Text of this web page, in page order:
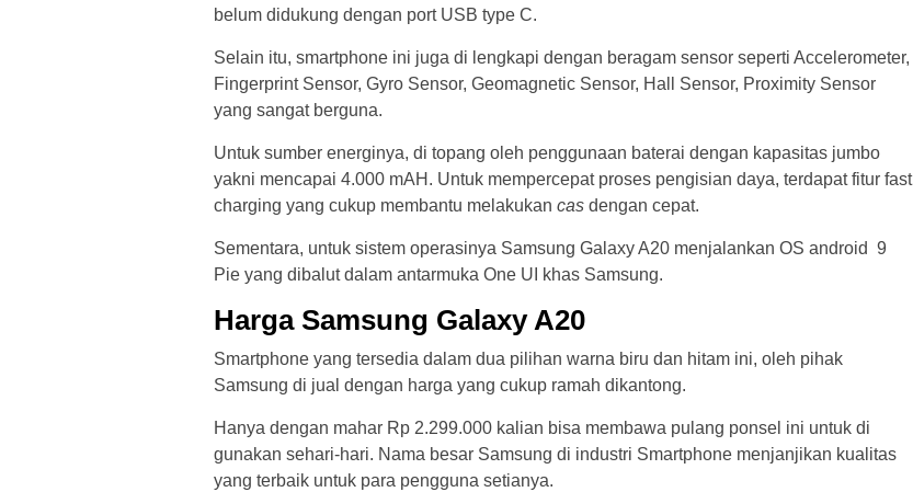
belum didukung dengan port USB type C.
Selain itu, smartphone ini juga di lengkapi dengan beragam sensor seperti Accelerometer,
Fingerprint Sensor, Gyro Sensor, Geomagnetic Sensor, Hall Sensor, Proximity Sensor
yang sangat berguna.
Untuk sumber energinya, di topang oleh penggunaan baterai dengan kapasitas jumbo
yakni mencapai 4.000 mAH. Untuk mempercepat proses pengisian daya, terdapat fitur fast
charging yang cukup membantu melakukan cas dengan cepat.
Sementara, untuk sistem operasinya Samsung Galaxy A20 menjalankan OS android 9
Pie yang dibalut dalam antarmuka One UI khas Samsung.
Harga Samsung Galaxy A20
Smartphone yang tersedia dalam dua pilihan warna biru dan hitam ini, oleh pihak
Samsung di jual dengan harga yang cukup ramah dikantong.
Hanya dengan mahar Rp 2.299.000 kalian bisa membawa pulang ponsel ini untuk di
gunakan sehari-hari. Nama besar Samsung di industri Smartphone menjanjikan kualitas
yang terbaik untuk para pengguna setianya.